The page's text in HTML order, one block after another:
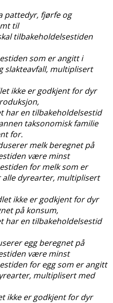
pattedyr, fjørfe og
til
tilbakeholdelsestiden
som er angitt i
slakteavfall, multiplisert
ikke er godkjent for dyr
har en tilbakeholdelsestid
taksonomisk familie
for.
melk beregnet på
være minst
for melk som er
dyrearter, multiplisert
ikke er godkjent for dyr
på konsum,
har en tilbakeholdelsestid
egg beregnet på
være minst
for egg som er angitt
multiplisert med
ikke er godkjent for dyr